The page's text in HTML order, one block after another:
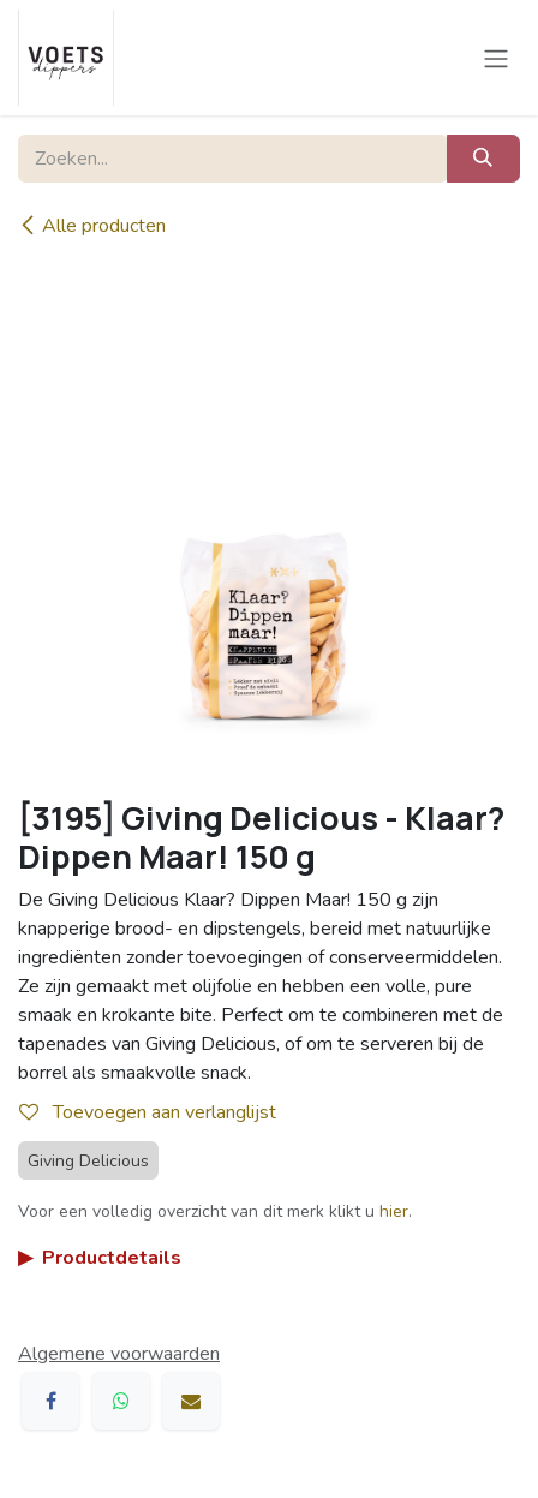
Overslaan naar inhoud
Alle producten
[3195] Giving Delicious - Klaar?
Dippen Maar! 150 g
De Giving Delicious Klaar? Dippen Maar! 150 g zijn
knapperige brood- en dipstengels, bereid met natuurlijke
ingrediënten zonder toevoegingen of conserveermiddelen.
Ze zijn gemaakt met olijfolie en hebben een volle, pure
smaak en krokante bite. Perfect om te combineren met de
tapenades van Giving Delicious, of om te serveren bij de
borrel als smaakvolle snack.
Toevoegen aan verlanglijst
Giving Delicious
Voor een volledig overzicht van dit merk klikt u hier.
▶ Productdetails
Algemene voorwaarden